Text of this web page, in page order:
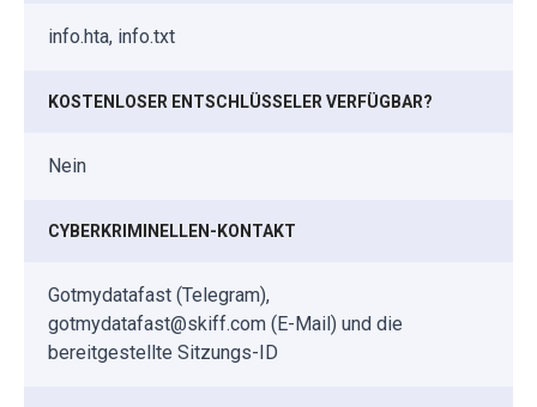
info.hta, info.txt
KOSTENLOSER ENTSCHLÜSSELER VERFÜGBAR?
Nein
CYBERKRIMINELLEN-KONTAKT
Gotmydatafast (Telegram),
gotmydatafast@skiff.com (E-Mail) und die
bereitgestellte Sitzungs-ID